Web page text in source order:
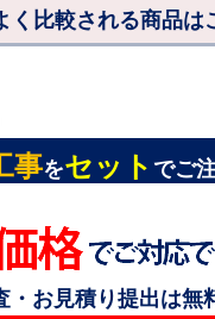
く比較される商品は
事をセット でご
・お見積り提出は無